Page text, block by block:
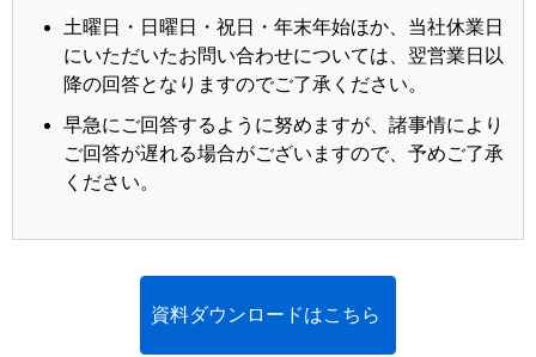
土曜日・日曜日・祝日・年末年始ほか、当社休業日
にいただいたお問い合わせについては、翌営業日以
降の回答となりますのでご了承ください。
早急にご回答するように努めますが、諸事情により
ご回答が遅れる場合がございますので、予めご了承
ください。
資料ダウンロードはこちら